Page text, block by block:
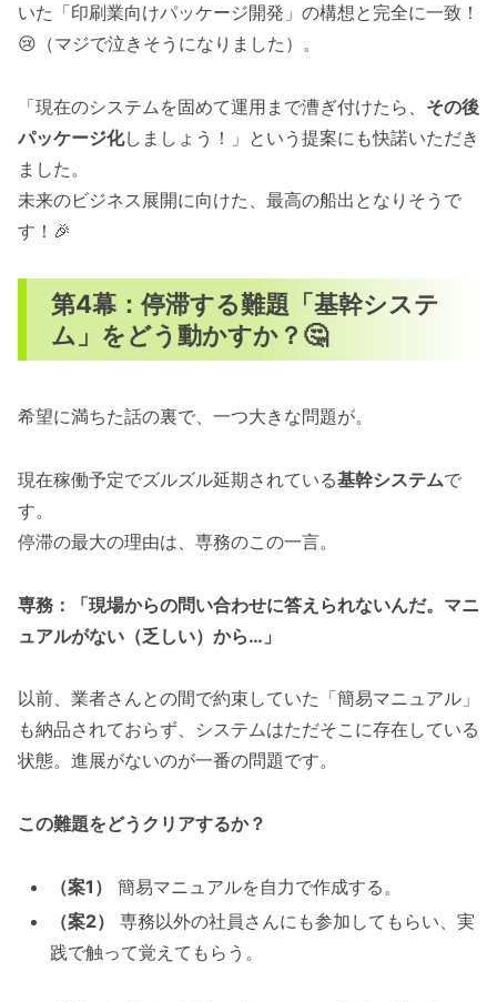
いた「印刷業向けパッケージ開発」の構想と完全に一致！
😢（マジで泣きそうになりました）。
「現在のシステムを固めて運用まで漕ぎ付けたら、 その後
パッケージ化しましょう！」という提案にも快諾いただき
ました。
未来のビジネス展開に向けた、最高の船出となりそうで
す！🎉
第4幕：停滞する難題「基幹システ
ム」をどう動かすか？🤔
希望に満ちた話の裏で、一つ大きな問題が。
現在稼働予定でズルズル延期されている基幹システムで
す。
停滞の最大の理由は、専務のこの一言。
専務：「現場からの問い合わせに答えられないんだ。マニ
ュアルがない（乏しい）から…」
以前、業者さんとの間で約束していた「簡易マニュアル」
も納品されておらず、システムはただそこに存在している
状態。進展がないのが一番の問題です。
この難題をどうクリアするか？
（案1）
簡易マニュアルを自力で作成する。
（案2）
専務以外の社員さんにも参加してもらい、実
践で触って覚えてもらう。